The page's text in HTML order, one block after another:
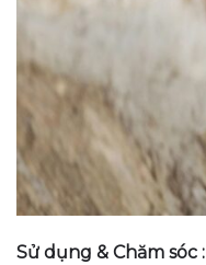
Sử dụng & Chăm sóc :